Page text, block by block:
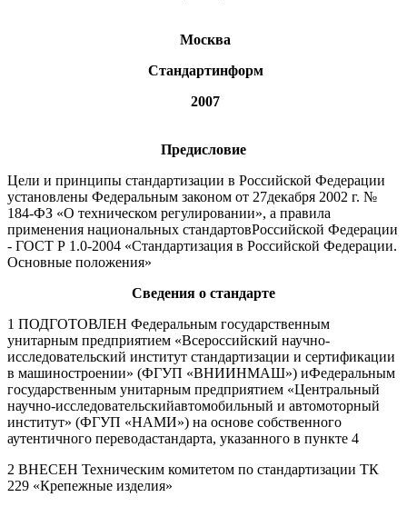
Москва
Стандартинформ
2007
Предисловие
Цели и принципы стандартизации в Российской Федерации
установлены Федеральным законом от 27декабря 2002 г. №
184-ФЗ «О техническом регулировании», а правила
применения национальных стандартовРоссийской Федерации
- ГОСТ Р 1.0-2004 «Стандартизация в Российской Федерации.
Основные положения»
Сведения о стандарте
1 ПОДГОТОВЛЕН Федеральным государственным
унитарным предприятием «Всероссийский научно-
исследовательский институт стандартизации и сертификации
в машиностроении» (ФГУП «ВНИИНМАШ») иФедеральным
государственным унитарным предприятием «Центральный
научно-исследовательскийавтомобильный и автомоторный
институт» (ФГУП «НАМИ») на основе собственного
аутентичного переводастандарта, указанного в пункте 4
2 ВНЕСЕН Техническим комитетом по стандартизации ТК
229 «Крепежные изделия»